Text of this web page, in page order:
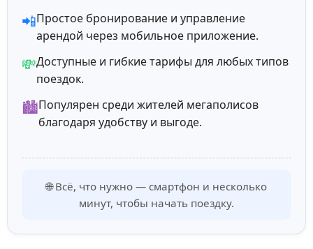
📲Простое бронирование и управление
арендой через мобильное приложение.
💸Доступные и гибкие тарифы для любых типов
поездок.
🏙️Популярен среди жителей мегаполисов
благодаря удобству и выгоде.
🌐 Всё, что нужно — смартфон и несколько
минут, чтобы начать поездку.